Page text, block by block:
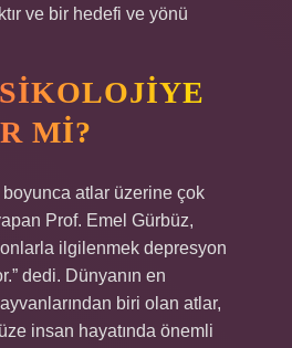
ve bir hedefi ve yönü
MI?
atlar üzerine çok
Prof. Emel Gürbüz,
ilgilenmek depresyon
dedi. Dünyanın en
biri olan atlar,
insan hayatında önemli